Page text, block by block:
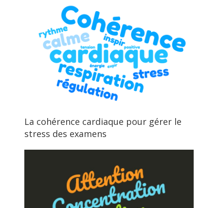
La cohérence cardiaque pour gérer le
stress des examens